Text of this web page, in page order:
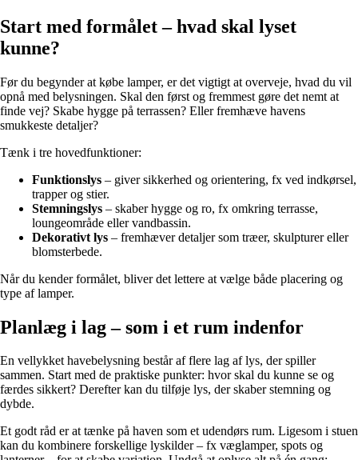
Start med formålet – hvad skal lyset
kunne?
Før du begynder at købe lamper, er det vigtigt at overveje, hvad du vil
opnå med belysningen. Skal den først og fremmest gøre det nemt at
finde vej? Skabe hygge på terrassen? Eller fremhæve havens
smukkeste detaljer?
Tænk i tre hovedfunktioner:
Funktionslys – giver sikkerhed og orientering, fx ved indkørsel,
trapper og stier.
Stemningslys – skaber hygge og ro, fx omkring terrasse,
loungeområde eller vandbassin.
Dekorativt lys – fremhæver detaljer som træer, skulpturer eller
blomsterbede.
Når du kender formålet, bliver det lettere at vælge både placering og
type af lamper.
Planlæg i lag – som i et rum indenfor
En vellykket havebelysning består af flere lag af lys, der spiller
sammen. Start med de praktiske punkter: hvor skal du kunne se og
færdes sikkert? Derefter kan du tilføje lys, der skaber stemning og
dybde.
Et godt råd er at tænke på haven som et udendørs rum. Ligesom i stuen
kan du kombinere forskellige lyskilder – fx væglamper, spots og